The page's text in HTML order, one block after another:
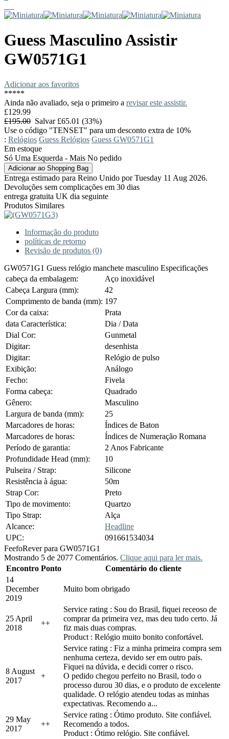
Guess Masculino Assistir
GW0571G1
Adicionar aos favoritos
*****
Ainda não avaliado, seja o primeiro a revisar este assistir.
£129.99
£195.00 Salvar £65.01 (33%)
Use o código "TENSET" para um desconto extra de 10%
: Relógios Guess Relógios Guess GW0571G1
Em estoque
Só Uma Esquerda - Mais No pedido
Entrega estimado para Reino Unido por Tuesday 11 Aug 2026.
Devoluções sem complicações em 30 dias
entrega gratuita UK dia seguinte
Produtos Similares
Informação do produto
políticas de retorno
Revisão de produtos (0)
GW0571G1 Guess relógio manchete masculino Especificações
cabeça da embalagem:
Aço inoxidável
Cabeça Largura (mm):
42
Comprimento de banda (mm): 197
Cor da caixa:
Prata
data Característica:
Dia / Data
Dial Cor:
Gunmetal
Digitar:
desenhista
Digitar:
Relógio de pulso
Exibição:
Análogo
Fecho:
Fivela
Forma cabeça:
Quadrado
Gênero:
Masculino
Largura de banda (mm):
25
Marcadores de horas:
Índices de Baton
Marcadores de horas:
Índices de Numeração Romana
Período de garantia:
2 Anos Fabricante
Profundidade Head (mm):
10
Pulseira / Strap:
Silicone
Resistência à água:
50m
Strap Cor:
Preto
Tipo de movimento:
Quartzo
Tipo Strap:
Alça
Alcance:
Headline
UPC:
091661534034
FeefoRever para GW0571G1
Mostrando 5 de 2077 Comentários. Clique aqui para ler mais.
Encontro Ponto
Comentário do cliente
14
December
2019
Muito bom obrigado
25 April
2018
++
Service rating : Sou do Brasil, fiquei receoso de
comprar da primeira vez, mas deu tudo certo. Já
fiz mais duas compras.
Product : Relógio muito bonito confortável.
8 August
2017
+
Service rating : Fiz a minha primeira compra sem
nenhuma certeza, devido ser em outro país.
Fiquei na dúvida, e decidi correr o risco.
O pedido chegou perfeito no Brasil, todo o
processo durou 30 dias, e o produto de excelente
qualidade. O relógio atendeu todas as minhas
expectativas. Recomendo a...
29 May
2017
++
Service rating : Ótimo produto. Site confiável.
Recomendo a todos.
Product : Ótimo relógio. Site confiável.